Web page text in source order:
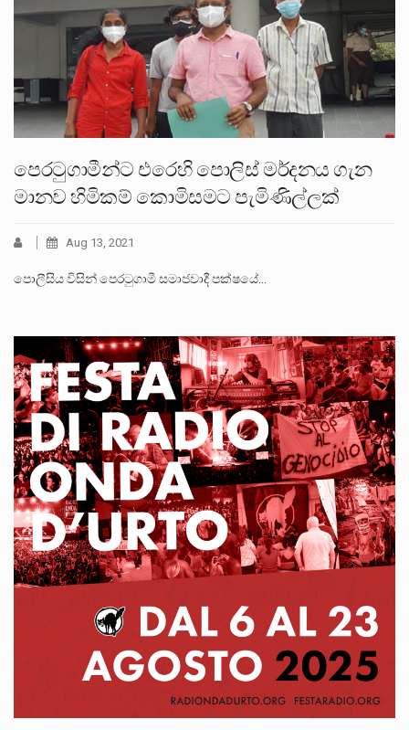
පෙරටුගාමීන්ට එරෙහි පොලිස් මර්දනය ගැන
මානව හිමිකම් කොමිසමට පැමිණිල්ලක්
Aug 13, 2021
පොලීසිය විසින් පෙරටුගාමී සමාජවාදී පක්ෂයේ…